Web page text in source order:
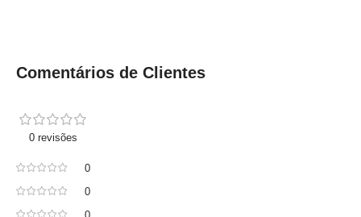
Comentários de Clientes
0 revisões
0
0